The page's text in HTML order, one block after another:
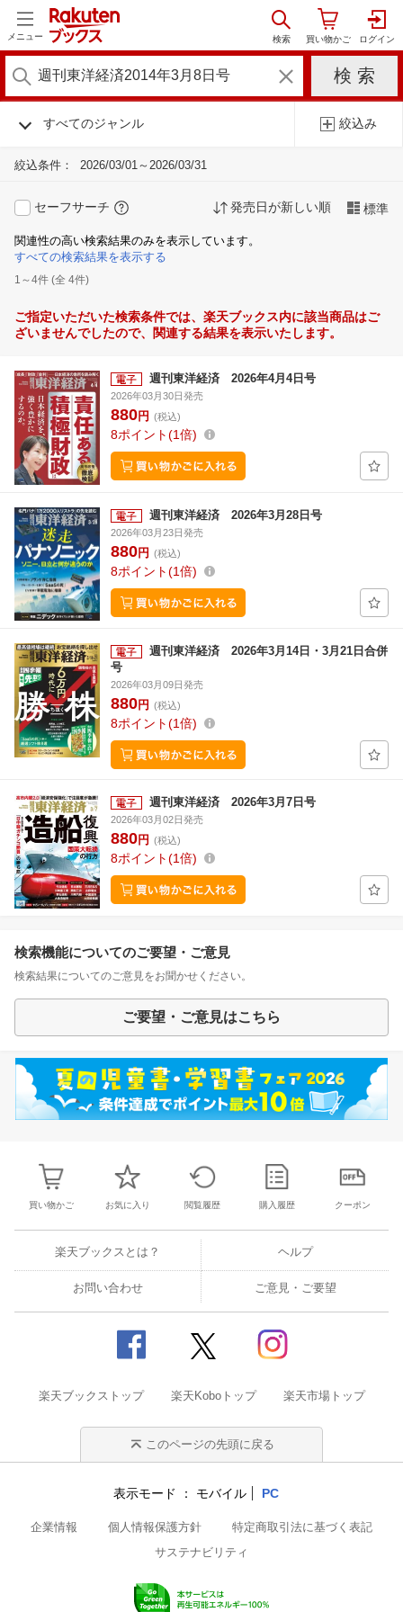
メニュー
すべてのジャンル 絞込み
絞込条件： 2026/03/01～2026/03/31
セーフサーチ 発売日が新しい順 標準
関連性の高い検索結果のみを表示しています。
すべての検索結果を表示する
1～4件 (全 4件)
ご指定いただいた検索条件では、楽天ブックス内に該当商品はご
ざいませんでしたので、関連する結果を表示いたします。
週刊東洋経済 2026年4月4日号
2026年03月30日発売
880円 (税込)
8ポイント 1倍
週刊東洋経済 2026年3月28日号
2026年03月23日発売
880円 (税込)
8ポイント 1倍
週刊東洋経済 2026年3月14日・3月21日合併
号
2026年03月09日発売
880円 (税込)
8ポイント 1倍
週刊東洋経済 2026年3月7日号
2026年03月02日発売
880円 (税込)
8ポイント 1倍
検索機能についてのご要望・ご意見
検索結果についてのご意見をお聞かせください。
ご要望・ご意見はこちら
買い物かご お気に入り 閲覧履歴 購入履歴 クーポン
楽天ブックスとは？ ヘルプ
お問い合わせ ご意見・ご要望
楽天ブックストップ 楽天Koboトップ 楽天市場トップ
このページの先頭に戻る
表示モード モバイル PC
企業情報 個人情報保護方針
特定商取引法に基づく表記
サステナビリティ